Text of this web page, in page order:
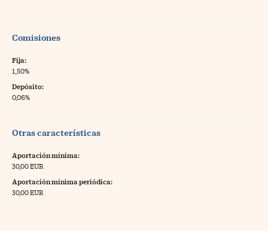
Comisiones
Fija:
1,50%
Depósito:
0,06%
Otras características
Aportación mínima:
30,00 EUR
Aportación mínima periódica:
30,00 EUR